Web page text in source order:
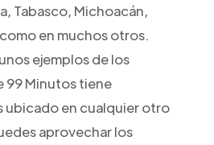
Tabasco, Michoacán,
en muchos otros.
ejemplos de los
99 Minutos tiene
ubicado en cualquier otro
aprovechar los